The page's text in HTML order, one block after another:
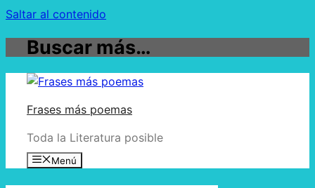
Saltar al contenido
Buscar más…
Frases más poemas
Toda la Literatura posible
Menú